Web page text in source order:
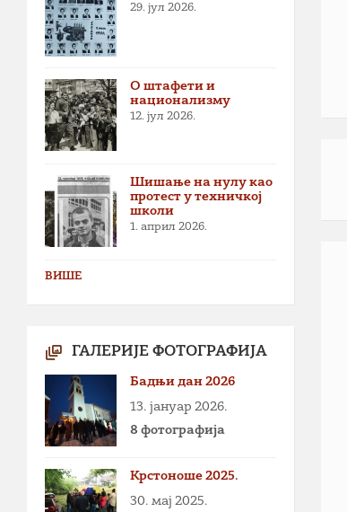
29. јул 2026.
О штафети и
национализму
12. јул 2026.
Шишање на нулу као
протест у техничкој
школи
1. април 2026.
ВИШЕ
ГАЛЕРИЈЕ ФОТОГРАФИЈА
Бадњи дан 2026
13. јануар 2026.
8 фотографија
Крстоноше 2025.
30. мај 2025.